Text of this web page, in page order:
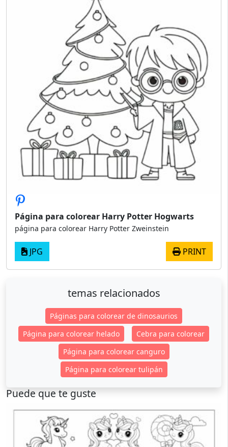
Página para colorear Harry Potter Hogwarts
página para colorear Harry Potter Zweinstein
JPG PRINT
temas relacionados
Páginas para colorear de dinosaurios
Página para colorear helado
Cebra para colorear
Página para colorear canguro
Página para colorear tulipán
Puede que te guste